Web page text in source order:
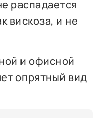
распадается
вискоза, и не
и офисной
опрятный вид